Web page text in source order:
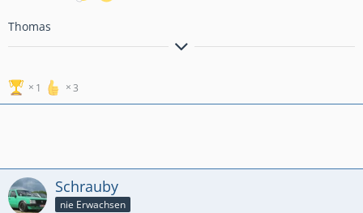
Thomas
Wenn Du den Baum siehst, in den Du reinfährst, hast Du
(W. Röhrl)
1 3
Schrauby
nie Erwachsen